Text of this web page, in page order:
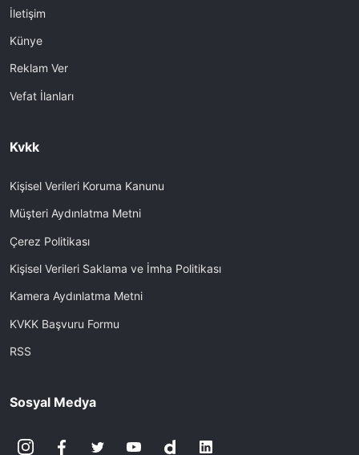
İletişim
Künye
Reklam Ver
Vefat İlanları
Kvkk
Kişisel Verileri Koruma Kanunu
Müşteri Aydınlatma Metni
Çerez Politikası
Kişisel Verileri Saklama ve İmha Politikası
Kamera Aydınlatma Metni
KVKK Başvuru Formu
RSS
Sosyal Medya